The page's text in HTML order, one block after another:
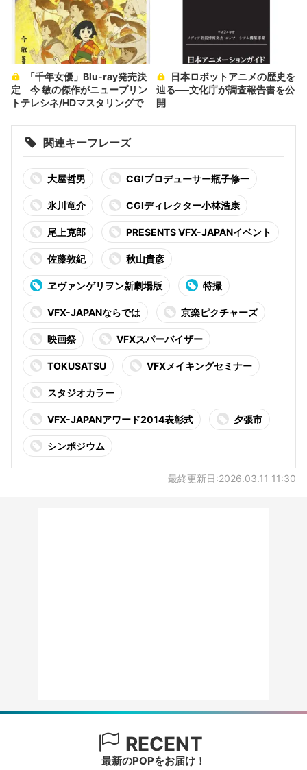
定 今 敏の傑作がニュープリン
トテレシネ/HDマスタリングで
辿る──文化庁が調査報告書を公
開
関連キーフレーズ
大屋哲男 CGIプロデューサー瓶子修一
氷川竜介 CGIディレクター小林浩康
尾上克郎 PRESENTS VFX-JAPANイベント
佐藤敦紀 秋山貴彦
ヱヴァンゲリヲン新劇場版 特撮
VFX-JAPANならでは 京楽ピクチャーズ
映画祭 VFXスパーバイザー
TOKUSATSU VFXメイキングセミナー
スタジオカラー
VFX-JAPANアワード2014表彰式 夕張市
シンポジウム
最終更新日:2026.03.11 11:30
RECENT
最新のPOPをお届け！